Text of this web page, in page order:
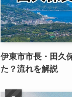
伊東市市長・田久
た？流れを解説